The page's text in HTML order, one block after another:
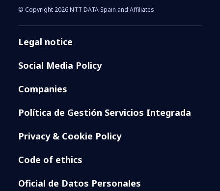
© Copyright 2026 NTT DATA Spain and Affiliates
Legal notice
Social Media Policy
Companies
Política de Gestión Servicios Integrada
Privacy & Cookie Policy
Code of ethics
Oficial de Datos Personales